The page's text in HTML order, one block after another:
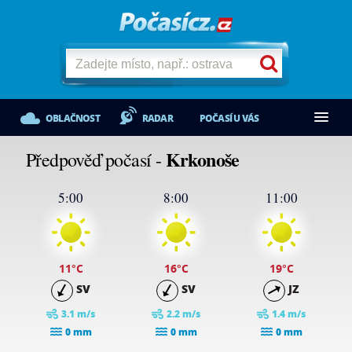
OBLAČNOST RADAR POČASÍ U VÁS
Předpověď počasí -Krkonoše
5:00
11°C
SV
3.1 m/s
0 mm
8:00
16°C
SV
2.2 m/s
0 mm
11:00
19°C
JZ
1.4 m/s
0 mm